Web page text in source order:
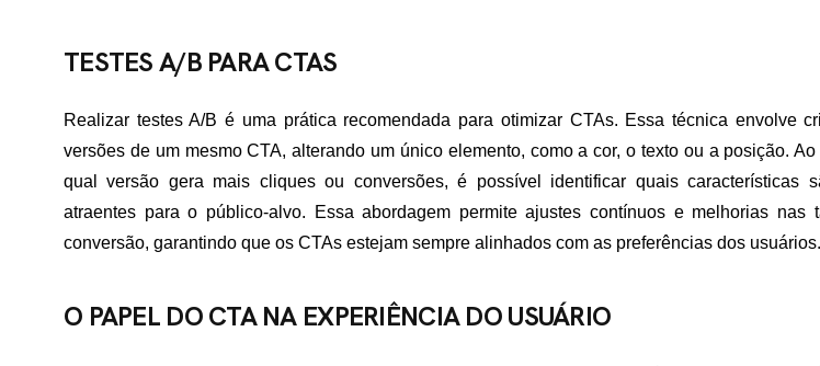
ATENDIDAS
+55
TESTES A/B PARA CTAS
Realizar testes A/B é uma prática recomendada para otimizar CTAs. Essa técnica envolve
versões de um mesmo CTA, alterando um único elemento, como a cor, o texto ou a posição.
qual versão gera mais cliques ou conversões, é possível identificar quais características
atraentes para o público-alvo. Essa abordagem permite ajustes contínuos e melhorias nas
conversão, garantindo que os CTAs estejam sempre alinhados com as preferências dos usuários.
O PAPEL DO CTA NA EXPERIÊNCIA DO USUÁRIO